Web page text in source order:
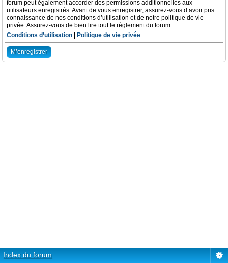
forum peut également accorder des permissions additionnelles aux
utilisateurs enregistrés. Avant de vous enregistrer, assurez-vous d’avoir pris
connaissance de nos conditions d’utilisation et de notre politique de vie
privée. Assurez-vous de bien lire tout le règlement du forum.
Conditions d’utilisation
Politique de vie privée
M’enregistrer
Index du forum